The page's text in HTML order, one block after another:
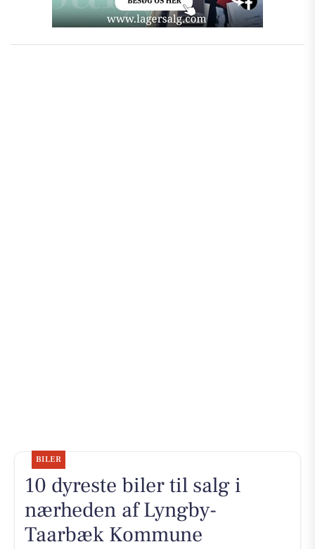
BILER
10 dyreste biler til salg i
nærheden af Lyngby-
Taarbæk Kommune